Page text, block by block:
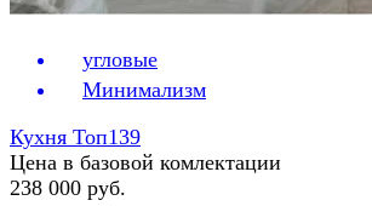
угловые
Минимализм
Кухня Топ139
Цена в базовой комлектации
238 000 руб.